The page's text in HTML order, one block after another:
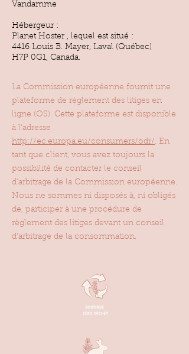
Vandamme
Hébergeur :
Planet Hoster , lequel est situé :
4416 Louis B. Mayer, Laval (Québec)
H7P 0G1, Canada.
La Commission européenne fournit une
plateforme de règlement des litiges en
ligne (OS). Cette plateforme est disponible
à l'adresse
http://ec.europa.eu/consumers/odr/ . En
tant que client, vous avez toujours la
possibilité de contacter le conseil
d'arbitrage de la Commission européenne.
Nous ne sommes ni disposés à, ni obligés
de, participer à une procédure de
règlement des litiges devant un conseil
d'arbitrage de la consommation.